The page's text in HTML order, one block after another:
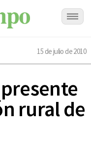
15 de julio de 2010
rural de